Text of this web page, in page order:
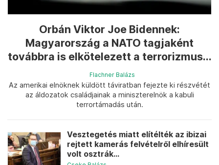
Orbán Viktor Joe Bidennek:
Magyarország a NATO tagjaként
továbbra is elkötelezett a terrorizmus...
Flachner Balázs
Az amerikai elnöknek küldött táviratban fejezte ki részvétét
az áldozatok családjainak a miniszterelnök a kabuli
terrortámadás után.
Vesztegetés miatt elítélték az ibizai
rejtett kamerás felvételről elhíresült
volt osztrák...